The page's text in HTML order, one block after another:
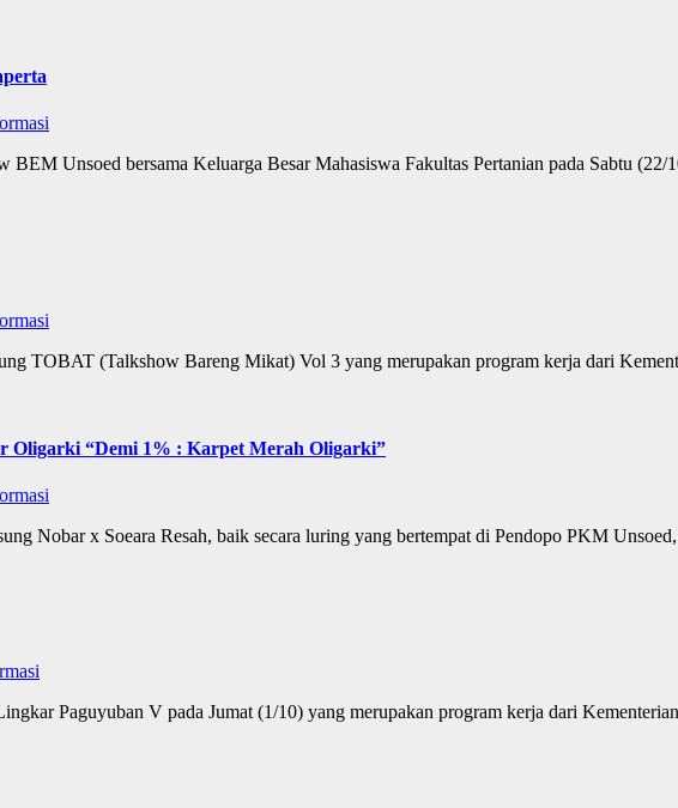
BEM Unsoed bersama Keluarga Besar Mahasiswa Fakultas Pertanian pada Sabtu
TOBAT (Talkshow Bareng Mikat) Vol 3 yang merupakan program kerja dari
Oligarki “Demi 1% : Karpet Merah Oligarki”
Nobar x Soeara Resah, baik secara luring yang bertempat di Pendopo PKM
Paguyuban V pada Jumat (1/10) yang merupakan program kerja dari